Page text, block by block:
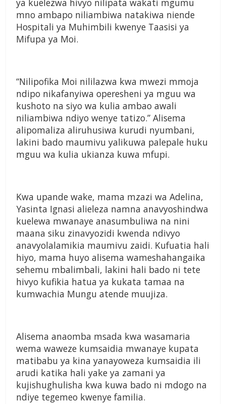
ya kuelezwa hivyo nilipata wakati mgumu
mno ambapo niliambiwa natakiwa niende
Hospitali ya Muhimbili kwenye Taasisi ya
Mifupa ya Moi.
“Nilipofika Moi nililazwa kwa mwezi mmoja
ndipo nikafanyiwa operesheni ya mguu wa
kushoto na siyo wa kulia ambao awali
niliambiwa ndiyo wenye tatizo.” Alisema
alipomaliza aliruhusiwa kurudi nyumbani,
lakini bado maumivu yalikuwa palepale huku
mguu wa kulia ukianza kuwa mfupi.
Kwa upande wake, mama mzazi wa Adelina,
Yasinta Ignasi alieleza namna anavyoshindwa
kuelewa mwanaye anasumbuliwa na nini
maana siku zinavyozidi kwenda ndivyo
anavyolalamikia maumivu zaidi. Kufuatia hali
hiyo, mama huyo alisema wameshahangaika
sehemu mbalimbali, lakini hali bado ni tete
hivyo kufikia hatua ya kukata tamaa na
kumwachia Mungu atende muujiza.
Alisema anaomba msada kwa wasamaria
wema waweze kumsaidia mwanaye kupata
matibabu ya kina yanayoweza kumsaidia ili
arudi katika hali yake ya zamani ya
kujishughulisha kwa kuwa bado ni mdogo na
ndiye tegemeo kwenye familia.